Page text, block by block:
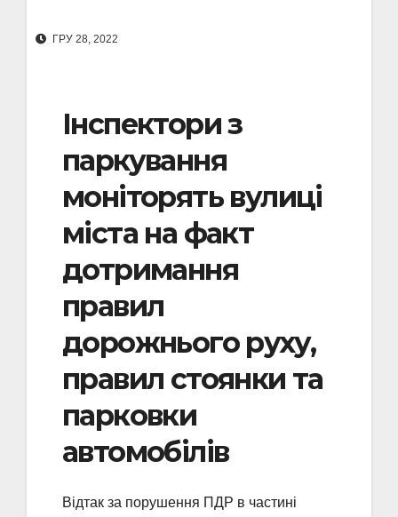
ГРУ 28, 2022
Інспектори з
паркування
моніторять вулиці
міста на факт
дотримання
правил
дорожнього руху,
правил стоянки та
парковки
автомобілів
Відтак за порушення ПДР в частині